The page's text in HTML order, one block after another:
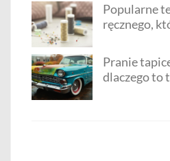
Popularne
ręcznego,
Pranie
dlaczego to